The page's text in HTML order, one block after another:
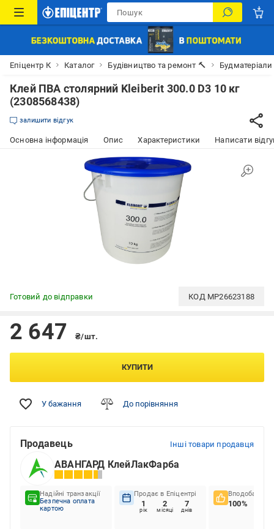
Епіцентр К Каталог Будівництво та ремонт 🔨 Будматеріали
Клей ПВА столярний Kleiberit 300.0 D3 10 кг
(2308568438)
залишити відгук
Основна інформація Опис Характеристики Написати
Готовий до відправки КОД MP26623188
2 647 ₴/шт.
КУПИТИ
У бажання До порівняння
Продавець Інші товари продавця
АВАНГАРД КлейЛакФарба
Надійні транзакції
Безпечна оплата
картою
Продає в Епіцентрі
1
рік
2
місяці
7
днів
Вподобання
100%